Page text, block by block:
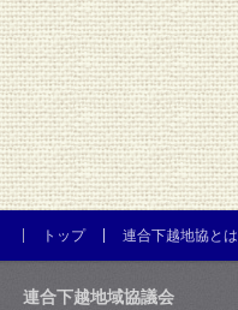
トップ 連合下越地協とは
連合下越地域協議会